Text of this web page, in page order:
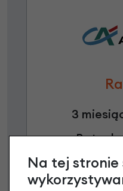
3
Raty
Na tej stronie